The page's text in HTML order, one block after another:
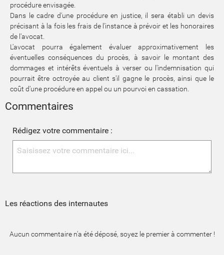
procédure envisagée.
Dans le cadre d'une procédure en justice, il sera établi un devis
précisant à la fois les frais de l'instance à prévoir et les honoraires
de l'avocat.
L'avocat pourra également évaluer approximativement les
éventuelles conséquences du procès, à savoir le montant des
dommages et intérêts éventuels à verser ou l'indemnisation qui
pourrait être octroyée au client s'il gagne le procès, ainsi que le
coût d'une procédure en appel ou un pourvoi en cassation.
Commentaires
Rédigez votre commentaire :
Les réactions des internautes
Aucun commentaire n'a été déposé, soyez le premier à commenter !